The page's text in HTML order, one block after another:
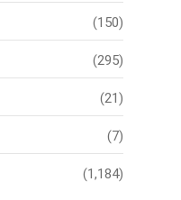
(150)
(295)
(21)
(7)
(1,184)